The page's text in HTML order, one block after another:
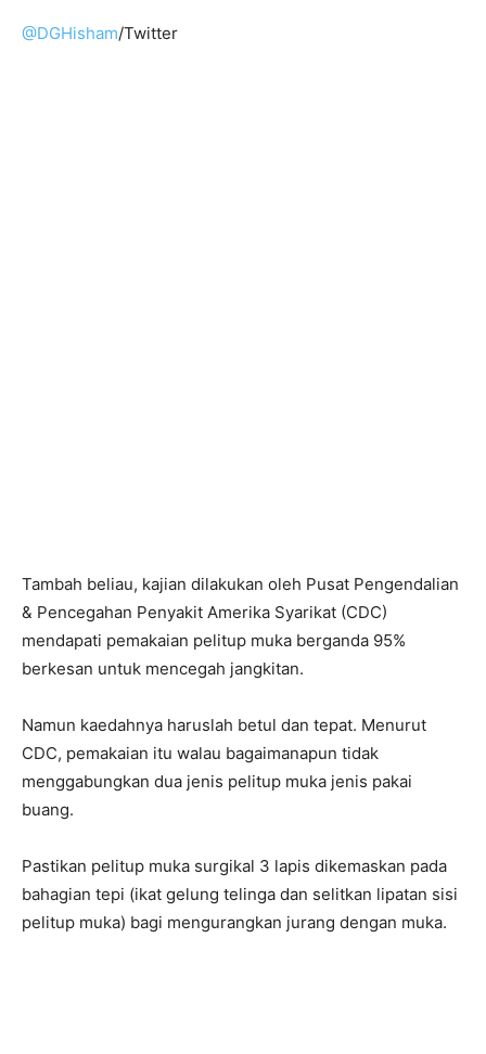
@DGHisham/Twitter
Tambah beliau, kajian dilakukan oleh Pusat Pengendalian
& Pencegahan Penyakit Amerika Syarikat (CDC)
mendapati pemakaian pelitup muka berganda 95%
berkesan untuk mencegah jangkitan.
Namun kaedahnya haruslah betul dan tepat. Menurut
CDC, pemakaian itu walau bagaimanapun tidak
menggabungkan dua jenis pelitup muka jenis pakai
buang.
Pastikan pelitup muka surgikal 3 lapis dikemaskan pada
bahagian tepi (ikat gelung telinga dan selitkan lipatan sisi
pelitup muka) bagi mengurangkan jurang dengan muka.